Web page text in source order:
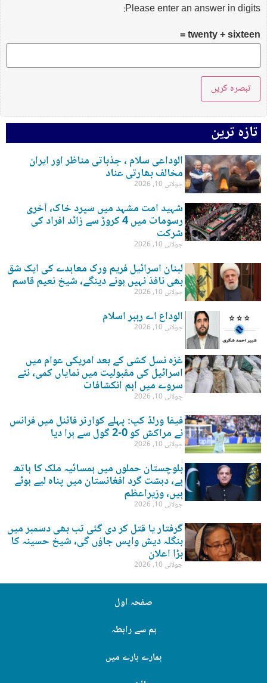
Please enter an answer in digits:
twenty + sixteen =
تازہ ترین
الوداعی سلام ، جذباتی مناظر اور ایران
مخالف بھارتی عناد
جولائی 10, 2026
شہید امت مشہد میں سپرد خاک، آخری
رسومات میں 4 کروڑ سے زائد افراد کی
شرکت
جولائی 10, 2026
لبنان اسرائیل فریم ورک معاہدے کی ایک شق
بھی نافذ نہیں ہونے دینگے، شیخ نعیم قاسم
جولائی 10, 2026
الوداع اے رہبر اسلام
جولائی 10, 2026
غزہ نسل کشی کے بعد امریکی عوام میں
اسرائیل کی مقبولیت میں نمایاں کمی، نئے
سروے میں اہم انکشافات
جولائی 10, 2026
فیفا ورلڈ کپ: پہلے کوارٹر فائنل میں فرانس
نے مراکش کو 0-2 گول سے ہرا دیا
جولائی 10, 2026
بلوچستان حملوں میں ہمسائیہ ملک کا ہاتھ
ہے، دہشت گرد افغانستان میں پناہ لیے ہوئے
ہیں، وزیراعظم
جولائی 10, 2026
گرفتار یا قتل کر دی گئی تب بھی دسمبر میں
بنگلہ دیش واپس جاؤں گی، شیخ حسینہ کا
بڑا اعلان
جولائی 10, 2026
صفحہ اول
ہم سے رابطہ
ہمارے بارے میں